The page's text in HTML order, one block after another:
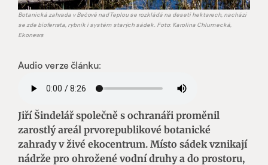
Botanická zahrada v Bečově nad Teplou se rozkládá na deseti hektarech, nachází
se zde bioferrata, rybník i systém starých sádek. Foto: Karolína Chlumecká,
Ekonews
Audio verze článku:
Jiří Šindelář společně s ochranáři proměnil
zarostlý areál prvorepublikové botanické
zahrady v živé ekocentrum. Místo sádek vznikají
nádrže pro ohrožené vodní druhy a do prostoru,